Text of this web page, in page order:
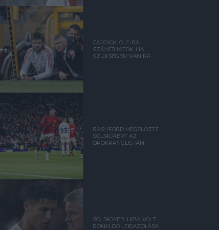
CARRICK: OLE-RA
SZÁMÍTHATOK, HA
SZÜKSÉGEM VAN RÁ
RASHFORD MEGELŐZTE
SOLSKJAERT AZ
ÖRÖKRANGLISTÁN
SOLSKJAER: HIBA VOLT
RONALDO LEIGAZOLÁSA